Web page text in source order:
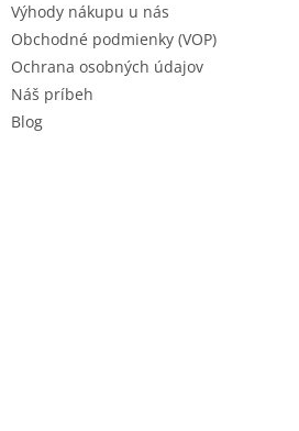
Výhody nákupu u nás
Obchodné podmienky (VOP)
Ochrana osobných údajov
Náš príbeh
Blog